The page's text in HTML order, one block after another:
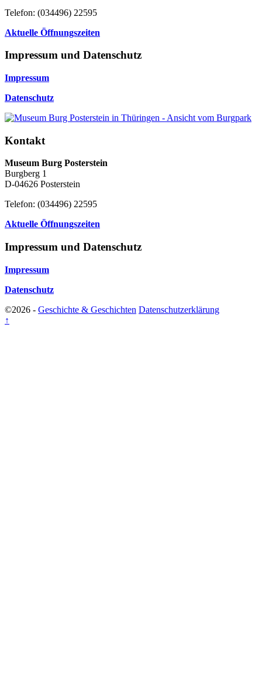
Telefon: (034496) 22595
Aktuelle Öffnungszeiten
Impressum und Datenschutz
Impressum
Datenschutz
Kontakt
Museum Burg Posterstein
Burgberg 1
D-04626 Posterstein
Telefon: (034496) 22595
Aktuelle Öffnungszeiten
Impressum und Datenschutz
Impressum
Datenschutz
©2026 - Geschichte & Geschichten Datenschutzerklärung
↑